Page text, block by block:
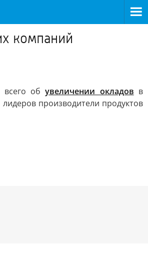
компаний
всего обувеличении окладов в
производители продуктов